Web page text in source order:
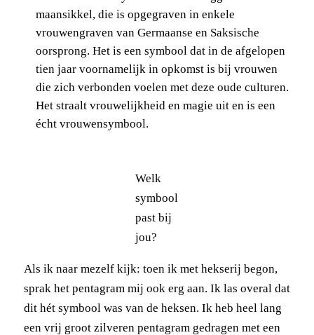
maansikkel, die is opgegraven in enkele
vrouwengraven van Germaanse en Saksische
oorsprong. Het is een symbool dat in de afgelopen
tien jaar voornamelijk in opkomst is bij vrouwen
die zich verbonden voelen met deze oude culturen.
Het straalt vrouwelijkheid en magie uit en is een
écht vrouwensymbool.
Welk
symbool
past bij
jou?
Als ik naar mezelf kijk: toen ik met hekserij begon,
sprak het pentagram mij ook erg aan. Ik las overal dat
dit hét symbool was van de heksen. Ik heb heel lang
een vrij groot zilveren pentagram gedragen met een